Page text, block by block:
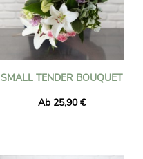
SMALL TENDER BOUQUET
Ab 25,90 €